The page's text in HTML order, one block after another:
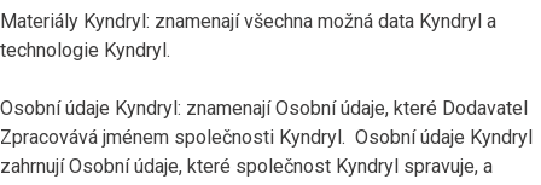
Materiály Kyndryl: znamenají všechna možná data Kyndryl a
technologie Kyndryl.
Osobní údaje Kyndryl: znamenají Osobní údaje, které Dodavatel
Zpracovává jménem společnosti Kyndryl. Osobní údaje Kyndryl
zahrnují Osobní údaje, které společnost Kyndryl spravuje, a